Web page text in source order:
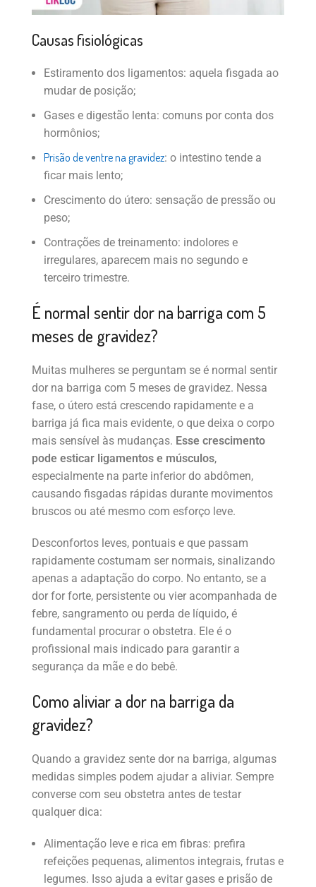
Causas fisiológicas
Estiramento dos ligamentos: aquela fisgada ao
mudar de posição;
Gases e digestão lenta: comuns por conta dos
hormônios;
Prisão de ventre na gravidez: o intestino tende a
ficar mais lento;
Crescimento do útero: sensação de pressão ou
peso;
Contrações de treinamento: indolores e
irregulares, aparecem mais no segundo e
terceiro trimestre.
É normal sentir dor na barriga com 5
meses de gravidez?
Muitas mulheres se perguntam se é normal sentir
dor na barriga com 5 meses de gravidez. Nessa
fase, o útero está crescendo rapidamente e a
barriga já fica mais evidente, o que deixa o corpo
mais sensível às mudanças. Esse crescimento
pode esticar ligamentos e músculos,
especialmente na parte inferior do abdômen,
causando fisgadas rápidas durante movimentos
bruscos ou até mesmo com esforço leve.
Desconfortos leves, pontuais e que passam
rapidamente costumam ser normais, sinalizando
apenas a adaptação do corpo. No entanto, se a
dor for forte, persistente ou vier acompanhada de
febre, sangramento ou perda de líquido, é
fundamental procurar o obstetra. Ele é o
profissional mais indicado para garantir a
segurança da mãe e do bebê.
Como aliviar a dor na barriga da
gravidez?
Quando a gravidez sente dor na barriga, algumas
medidas simples podem ajudar a aliviar. Sempre
converse com seu obstetra antes de testar
qualquer dica:
Alimentação leve e rica em fibras: prefira
refeições pequenas, alimentos integrais, frutas e
legumes. Isso ajuda a evitar gases e prisão de